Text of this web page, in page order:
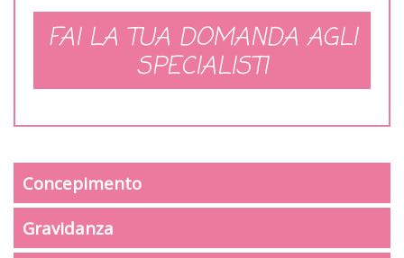
FAI LA TUA DOMANDA AGLI
SPECIALISTI
Concepimento
Gravidanza